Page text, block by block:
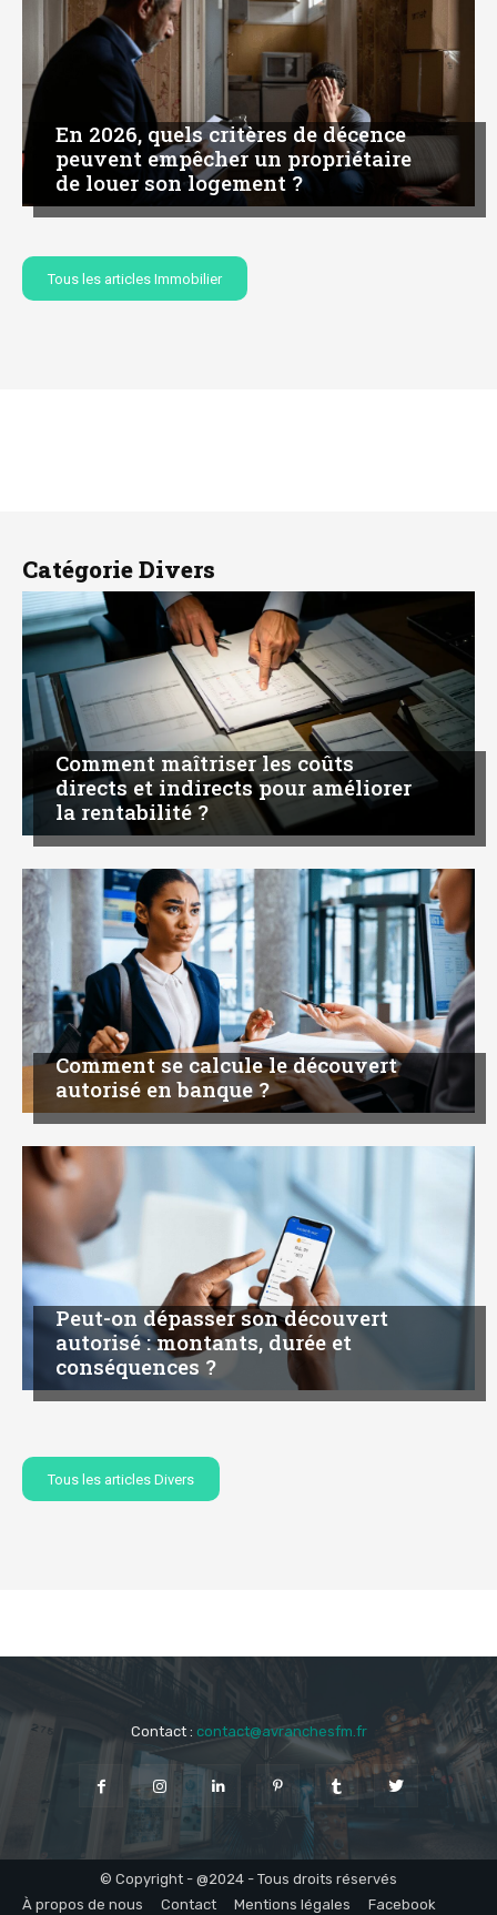
En 2026, quels critères de décence
peuvent empêcher un propriétaire
de louer son logement ?
Tous les articles Immobilier
Catégorie Divers
Comment maîtriser les coûts
directs et indirects pour améliorer
la rentabilité ?
Comment se calcule le découvert
autorisé en banque ?
Peut-on dépasser son découvert
autorisé : montants, durée et
conséquences ?
Tous les articles Divers
Contact : contact@avranchesfm.fr
© Copyright - @2024 - Tous droits réservés
À propos de nous
Contact Mentions légales
Facebook